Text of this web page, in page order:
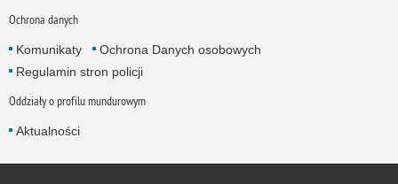
Ochrona danych
Komunikaty
Ochrona Danych osobowych
Regulamin stron policji
Oddziały o profilu mundurowym
Aktualności